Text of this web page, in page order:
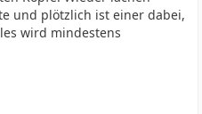
und plötzlich ist einer dabei,
wird mindestens